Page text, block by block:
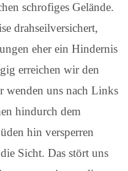
schrofiges Gelände.
drahseilversichert,
eher ein Hindernis
erreichen wir den
wenden uns nach Links
hindurch dem
hin versperren
die Sicht. Das stört uns